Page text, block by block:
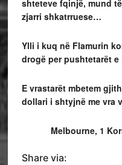
shteteve fqinjë, mund
zjarri shkatrruese…
Ylli i kuq në Flamurin
drogë per pushtetarët
E vrastarët mbetem
dollari i shtyjnë me vra
Melbourne, 1
Share via: